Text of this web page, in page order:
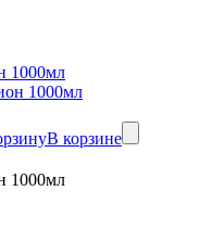
1000мл
В корзине
1000мл